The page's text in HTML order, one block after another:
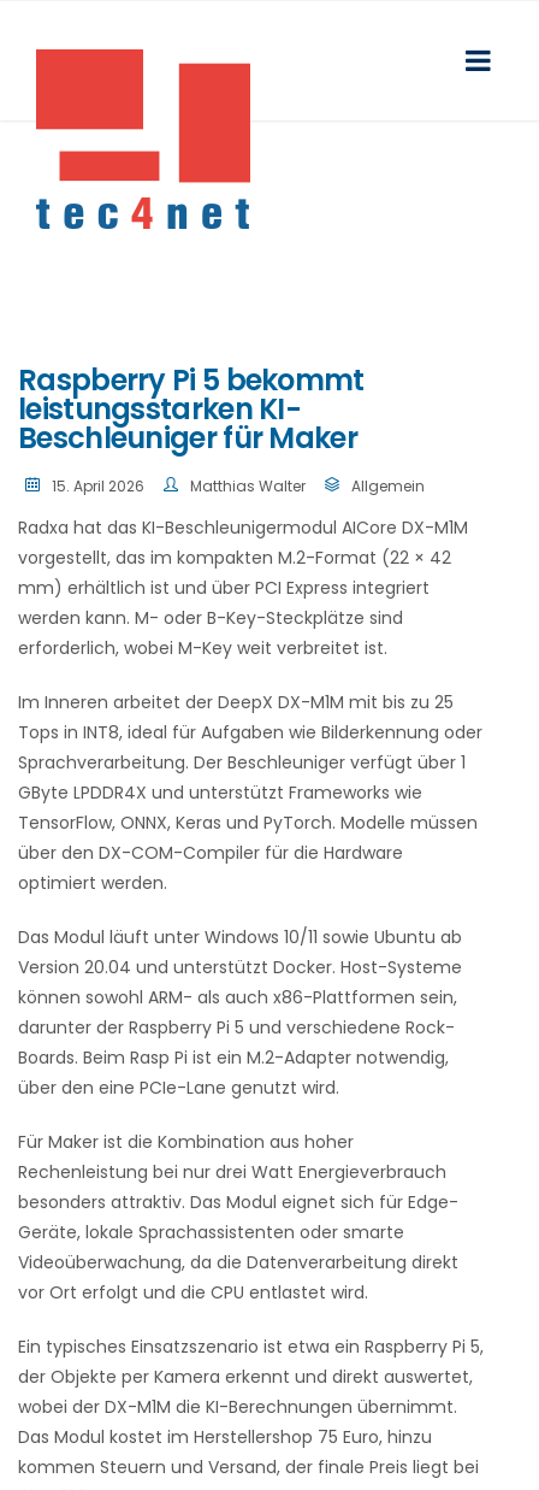
Raspberry Pi 5 bekommt
leistungsstarken KI-
Beschleuniger für Maker
15. April 2026 Matthias Walter Allgemein
Radxa hat das KI-Beschleunigermodul AICore DX-M1M
vorgestellt, das im kompakten M.2-Format (22 × 42
mm) erhältlich ist und über PCI Express integriert
werden kann. M- oder B-Key-Steckplätze sind
erforderlich, wobei M-Key weit verbreitet ist.
Im Inneren arbeitet der DeepX DX-M1M mit bis zu 25
Tops in INT8, ideal für Aufgaben wie Bilderkennung oder
Sprachverarbeitung. Der Beschleuniger verfügt über 1
GByte LPDDR4X und unterstützt Frameworks wie
TensorFlow, ONNX, Keras und PyTorch. Modelle müssen
über den DX-COM-Compiler für die Hardware
optimiert werden.
Das Modul läuft unter Windows 10/11 sowie Ubuntu ab
Version 20.04 und unterstützt Docker. Host-Systeme
können sowohl ARM- als auch x86-Plattformen sein,
darunter der Raspberry Pi 5 und verschiedene Rock-
Boards. Beim Rasp Pi ist ein M.2-Adapter notwendig,
über den eine PCIe-Lane genutzt wird.
Für Maker ist die Kombination aus hoher
Rechenleistung bei nur drei Watt Energieverbrauch
besonders attraktiv. Das Modul eignet sich für Edge-
Geräte, lokale Sprachassistenten oder smarte
Videoüberwachung, da die Datenverarbeitung direkt
vor Ort erfolgt und die CPU entlastet wird.
Ein typisches Einsatzszenario ist etwa ein Raspberry Pi 5,
der Objekte per Kamera erkennt und direkt auswertet,
wobei der DX-M1M die KI-Berechnungen übernimmt.
Das Modul kostet im Herstellershop 75 Euro, hinzu
kommen Steuern und Versand, der finale Preis liegt bei